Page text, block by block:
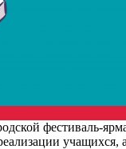
фестиваль-
учащихся,